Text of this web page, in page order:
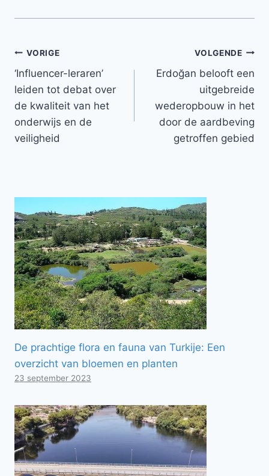
Bericht
navigatie
VORIGE
‘Influencer-leraren’
leiden tot debat over
de kwaliteit van het
onderwijs en de
veiligheid
VOLGENDE
Erdoğan belooft een
uitgebreide
wederopbouw in het
door de aardbeving
getroffen gebied
De prachtige flora en fauna van Turkije: Een
overzicht van bloemen en planten
23 september 2023